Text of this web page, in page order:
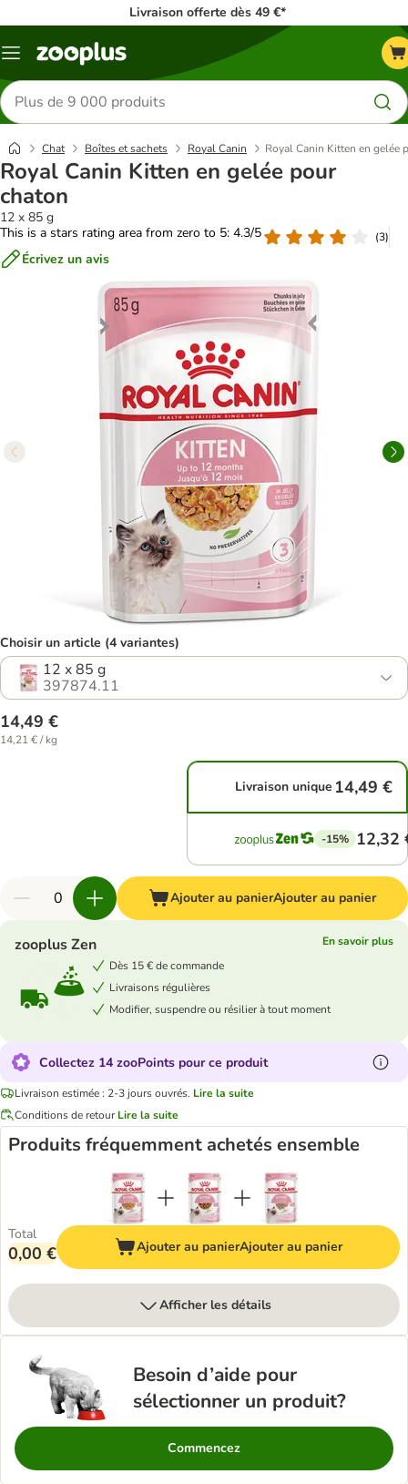
Livraison offerte dès 49 €*
Menu
Rechercher
des
produits
Chat Boîtes et sachets Royal Canin Royal Canin Kitten en gelée
Royal Canin Kitten en gelée pour
chaton
12 x 85 g
This is a stars rating area from zero to 5: 4.3/5
(3)
Écrivez un avis
Choisir un article (4 variantes)
12 x 85 g
397874.11
14,49 €
14,21 € / kg
Livraison unique 14,49 €
-15% 12,32
Ajouter au panierAjouter au panier
zooplus Zen
En savoir plus
Dès 15 € de commande
Livraisons régulières
Modifier, suspendre ou résilier à tout moment
Collectez 14 zooPoints pour ce produit
Livraison estimée : 2-3 jours ouvrés. Lire la suite
Conditions de retour Lire la suite
Produits fréquemment achetés ensemble
Total
0,00 € Ajouter au panierAjouter au panier
Afficher les détails
Besoin d’aide pour
sélectionner un produit?
Commencez